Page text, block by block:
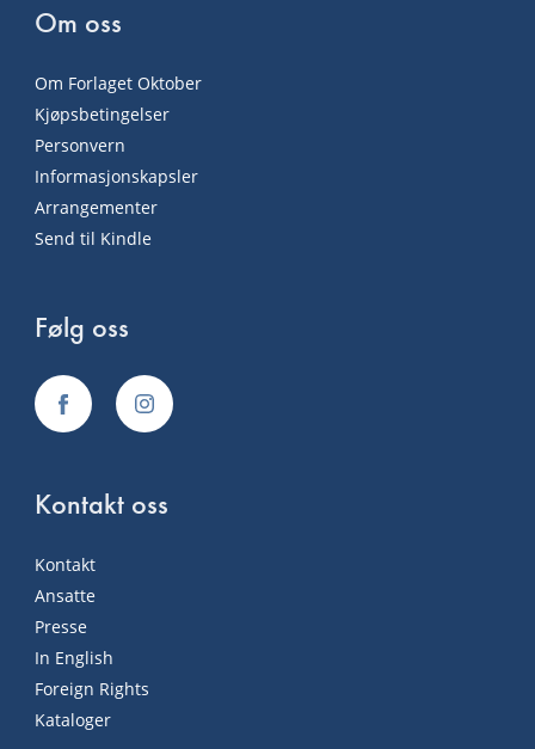
Om oss
Om Forlaget Oktober
Kjøpsbetingelser
Personvern
Informasjonskapsler
Arrangementer
Send til Kindle
Følg oss
Kontakt oss
Kontakt
Ansatte
Presse
In English
Foreign Rights
Kataloger